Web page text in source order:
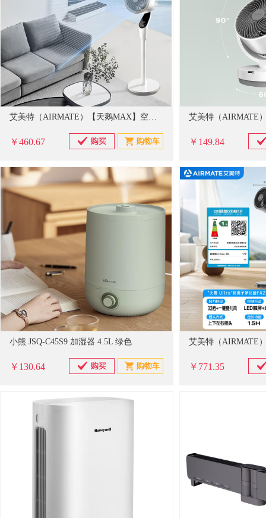
艾美特（AIRMATE）【天鹅MAX】空气循环扇直流变频家用大风力电风扇卧室轻音一级能效负离子净化语音落地扇 SRDI151
￥460.67 ￥149.84
小熊 JSQ-C45S9 加湿器 4.5L 绿色
￥130.64 ￥771.35